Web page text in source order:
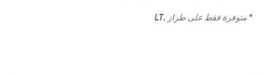
* متوفرة فقط على طراز .LT